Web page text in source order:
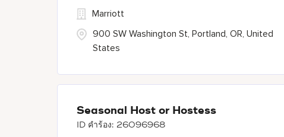
900 SW Washington St, Portland, OR, United
States
Marriott
Seasonal Host or Hostess
26096968